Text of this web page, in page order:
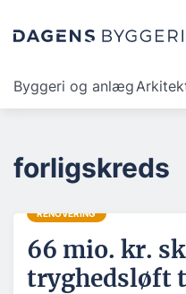
Byggeri og anlæg
forligskreds
RENOVERING
66 mio. kr.
tryghedsløft